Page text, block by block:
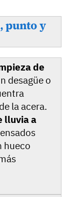
punto y
de
desagüe o
la acera.
lluvia a
hueco